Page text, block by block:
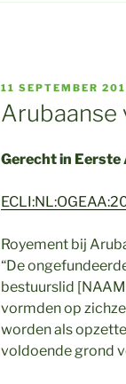
GEPLAATST
OP
11 SEPTEMBER
Arubaanse
Gerecht in Eerste
Royement bij
“De
bestuurslid
vormden op
worden als
voldoende grond